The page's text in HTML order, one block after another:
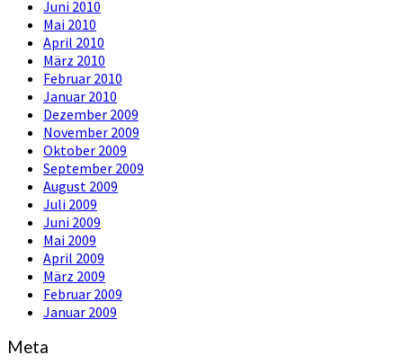
Juni 2010
Mai 2010
April 2010
März 2010
Februar 2010
Januar 2010
Dezember 2009
November 2009
Oktober 2009
September 2009
August 2009
Juli 2009
Juni 2009
Mai 2009
April 2009
März 2009
Februar 2009
Januar 2009
Meta